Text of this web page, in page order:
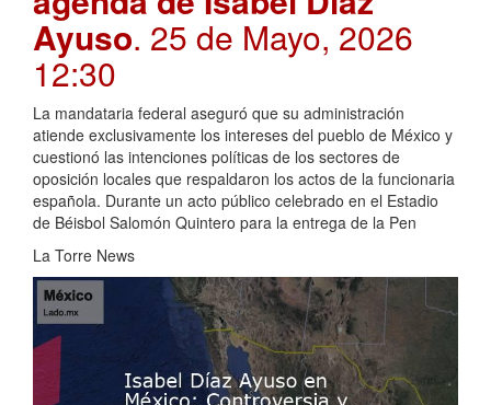
Ayuso. 25 de Mayo, 2026
12:30
La mandataria federal aseguró que su administración
atiende exclusivamente los intereses del pueblo de México y
cuestionó las intenciones políticas de los sectores de
oposición locales que respaldaron los actos de la funcionaria
española. Durante un acto público celebrado en el Estadio
de Béisbol Salomón Quintero para la entrega de la Pen
La Torre News